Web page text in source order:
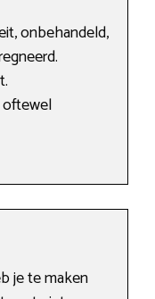
onbehandeld,
je te maken